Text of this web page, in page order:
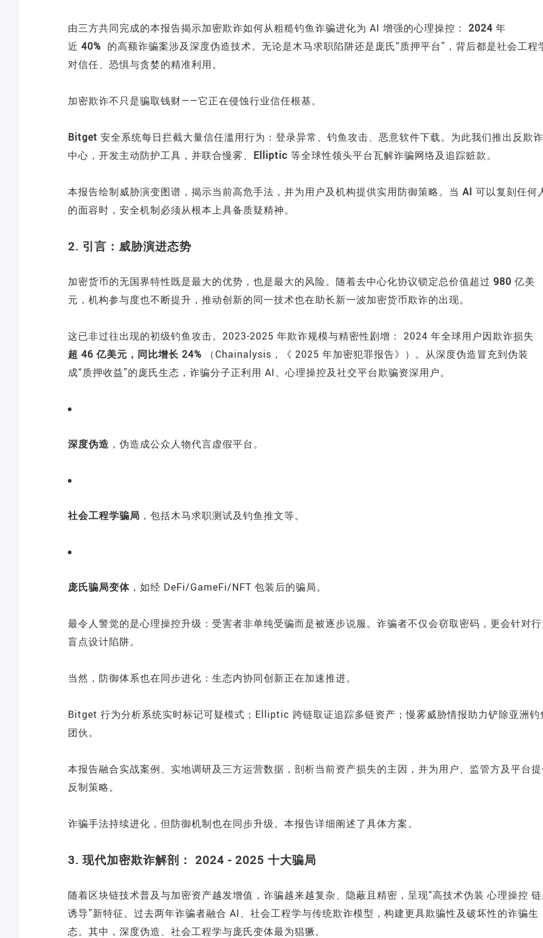
由三方共同完成的本报告揭示加密欺诈如何从粗糙钓鱼诈骗进化为 AI 增强的心理操控： 2024 年
近 40% 的高额诈骗案涉及深度伪造技术。无论是木马求职陷阱还是庞氏“质押平台”，背后都是社会工程
对信任、恐惧与贪婪的精准利用。
加密欺诈不只是骗取钱财——它正在侵蚀行业信任根基。
Bitget 安全系统每日拦截大量信任滥用行为：登录异常、钓鱼攻击、恶意软件下载。为此我们推出反欺诈
中心，开发主动防护工具，并联合慢雾、 Elliptic 等全球性领头平台瓦解诈骗网络及追踪赃款。
本报告绘制威胁演变图谱，揭示当前高危手法，并为用户及机构提供实用防御策略。当 AI 可以复刻任何
的面容时，安全机制必须从根本上具备质疑精神。
2. 引言：威胁演进态势
加密货币的无国界特性既是最大的优势，也是最大的风险。随着去中心化协议锁定总价值超过 980 亿美
元，机构参与度也不断提升，推动创新的同一技术也在助长新一波加密货币欺诈的出现。
这已非过往出现的初级钓鱼攻击。2023-2025 年欺诈规模与精密性剧增： 2024 年全球用户因欺诈损失
超 46 亿美元，同比增长 24%
（Chainalysis，《 2025 年加密犯罪报告》）。从深度伪造冒充到伪装
成“质押收益”的庞氏生态，诈骗分子正利用 AI、心理操控及社交平台欺骗资深用户。
深度伪造 ，伪造成公众人物代言虚假平台。
社会工程学骗局 ，包括木马求职测试及钓鱼推文等。
庞氏骗局变体 ，如经 DeFi/GameFi/NFT 包装后的骗局。
最令人警觉的是心理操控升级：受害者非单纯受骗而是被逐步说服。诈骗者不仅会窃取密码，更会针对
盲点设计陷阱。
当然，防御体系也在同步进化：生态内协同创新正在加速推进。
Bitget 行为分析系统实时标记可疑模式；Elliptic 跨链取证追踪多链资产；慢雾威胁情报助力铲除亚洲钓
团伙。
本报告融合实战案例、实地调研及三方运营数据，剖析当前资产损失的主因，并为用户、监管方及平台
反制策略。
诈骗手法持续进化，但防御机制也在同步升级。本报告详细阐述了具体方案。
3. 现代加密欺诈解剖： 2024 - 2025 十大骗局
随着区块链技术普及与加密资产越发增值，诈骗越来越复杂、隐蔽且精密，呈现“高技术伪装 心理操控
诱导”新特征。过去两年诈骗者融合 AI、社会工程学与传统欺诈模型，构建更具欺骗性及破坏性的诈骗生
态。其中，深度伪造、社会工程学与庞氏变体最为猖獗。